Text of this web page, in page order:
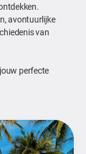
avontuurlijke
van
perfecte